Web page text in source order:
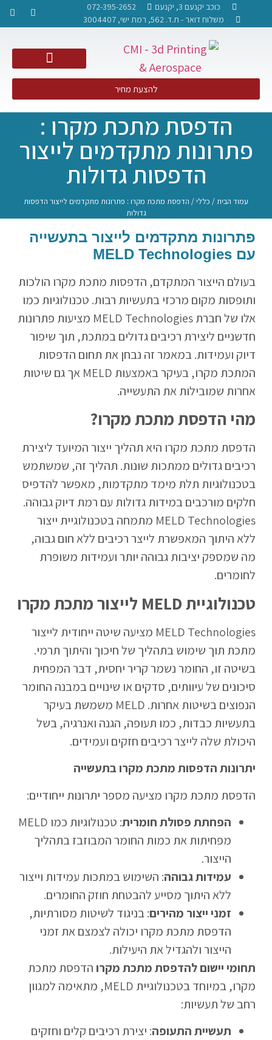
כוכב יקנעם 3, יקנעם
072-395-2652
משלוח דואר - ת.ד. 562, רמת ישי, 3004407​
להצעת מחיר
הדפסת מתכת מקרו :
פתרונות מתקדמים לייצור
הדפסות גדולות
עמוד הבית/ כללי/ הדפסת מתכת מקרו : פתרונות מתקדמים לייצור הדפסות
גדולות
פתרונות מתקדמים לייצור בתעשייה
עם MELD Technologies
בעולם הייצור המתקדם, הדפסות מתכת מקרו הולכות
ותופסות מקום מרכזי בתעשיות רבות. טכנולוגיות כמו
אלו של חברת MELD Technologies מציעות פתרונות
חדשניים ליצירת רכיבים גדולים במתכת, תוך שיפור
דיוק ועמידות. במאמר זה נבחן את תחום הדפסות
המתכת מקרו, בעיקר באמצעות MELD אך גם שיטות
אחרות שמובילות את התעשייה.
מהי הדפסת מתכת מקרו?
הדפסת מתכת מקרו היא תהליך ייצור המיועד ליצירת
רכיבים גדולים ממתכות שונות. תהליך זה, שמשתמש
בטכנולוגיות תלת מימד מתקדמות, מאפשר להדפיס
חלקים מורכבים במידות גדולות עם רמת דיוק גבוהה.
MELD Technologies מתמחה בטכנולוגיית ייצור
ללא היתוך המאפשרת לייצר רכיבים ללא חום גבוה,
מה שמספק יציבות גבוהה יותר ועמידות משופרת
לחומרים.
טכנולוגיית MELD לייצור מתכת מקרו
MELD Technologies מציעה שיטה ייחודית לייצור
מתכת תוך שימוש בתהליך של חיכוך והיתוך תרמי.
בשיטה זו, החומר נשמר קריר יחסית, דבר המפחית
סיכונים של עיוותים, סדקים או שינויים במבנה החומר
הנפוצים בשיטות אחרות. MELD משמשת בעיקר
בתעשיות כבדות, כמו תעופה, הגנה ואנרגיה, בשל
היכולת שלה לייצר רכיבים חזקים ועמידים.
יתרונות הדפסות מתכת מקרו בתעשייה
הדפסת מתכת מקרו מציעה מספר יתרונות ייחודיים:
הפחתת פסולת חומרית
: טכנולוגיות כמו MELD
מפחיתות את כמות החומר המבוזבז בתהליך
הייצור.
עמידות גבוהה: השימוש במתכות עמידות וייצור
ללא היתוך מסייע להבטחת חוזק החומרים.
זמני ייצור מהירים: בניגוד לשיטות מסורתיות,
הדפסת מתכת מקרו יכולה לצמצם את זמני
הייצור ולהגדיל את היעילות.
תחומי יישום להדפסת מתכת מקרוהדפסת מתכת
מקרו, במיוחד בטכנולוגיית MELD, מתאימה למגוון
רחב של תעשיות:
תעשיית התעופה: יצירת רכיבים קלים וחזקים